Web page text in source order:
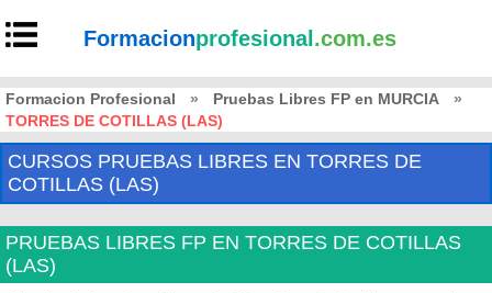
Formacionprofesional .com.es
Formacion Profesional » Pruebas Libres FP en MURCIA
»
TORRES DE COTILLAS (LAS)
CURSOS PRUEBAS LIBRES EN TORRES DE
COTILLAS (LAS)
PRUEBAS LIBRES FP EN TORRES DE COTILLAS
(LAS)